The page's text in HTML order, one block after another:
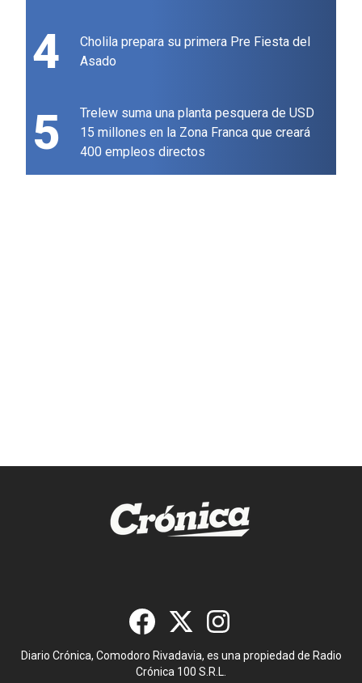
4
Cholila prepara su primera Pre Fiesta del
Asado
5
Trelew suma una planta pesquera de USD
15 millones en la Zona Franca que creará
400 empleos directos
Diario Crónica, Comodoro Rivadavia, es una propiedad de Radio
Crónica 100 S.R.L.